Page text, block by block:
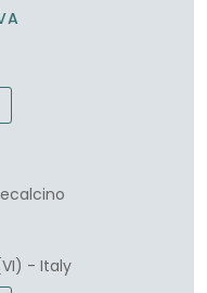
- Italy